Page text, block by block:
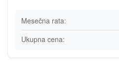
Mesečna rata:
Ukupna cena: